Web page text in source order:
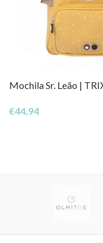
Hello Hossy®
OS DIREITOS DOS
Mochila Sr. Leão |
€44,94